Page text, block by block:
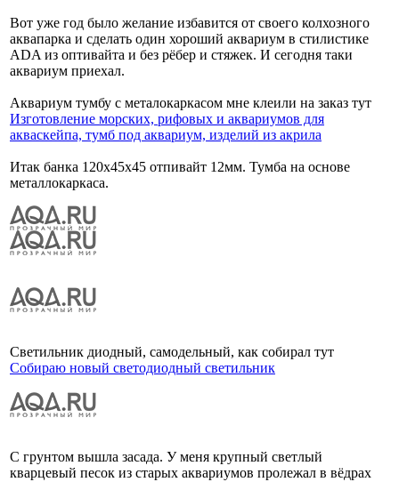
Вот уже год было желание избавится от своего колхозного
аквапарка и сделать один хороший аквариум в стилистике
ADA из оптивайта и без рёбер и стяжек. И сегодня таки
аквариум приехал.
Аквариум тумбу с металокаркасом мне клеили на заказ тут
Изготовление морских, рифовых и аквариумов для
акваскейпа, тумб под аквариум, изделий из акрила
Итак банка 120х45х45 отпивайт 12мм. Тумба на основе
металлокаркаса.
Светильник диодный, самодельный, как собирал тут
Собираю новый светодиодный светильник
С грунтом вышла засада. У меня крупный светлый
кварцевый песок из старых аквариумов пролежал в вёдрах